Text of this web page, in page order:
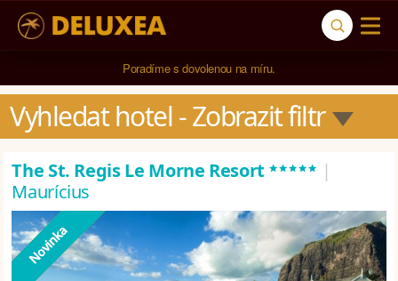
5* cestovní kancelář na luxusní dovolenou od 100.000 Kč.
Vyhledat hotel - Zobrazit filtr
The St. Regis Le Morne Resort ***** |
Maurícius